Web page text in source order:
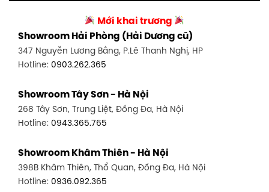
0986.71.8448
Showroom Thuận An - Bình Dương
66 đường DT743, An Phú, Thuận An, Bình Dương
Showroom Biên Hòa - Đồng Nai
452 Nguyễn Ái Quốc, Tân Tiến, TP. Biên Hòa, Đồng Nai
27-29 Nguyễn Sỹ Sách, Hưng Bình, TP Vinh, Nghệ An
Hotline:0943.960.966
Showroom Buôn Ma Thuột
Hotline:0934.02.18.18
Mới khai trương
Showroom Hải Phòng (Hải Dương cũ)
347 Nguyễn Lương Bằng, P.Lê Thanh Nghị, HP
Hotline: 0903.262.365
Showroom Tây Sơn - Hà Nội
268 Tây Sơn, Trung Liệt, Đống Đa, Hà Nội
Hotline: 0943.365.765
Showroom Khâm Thiên - Hà Nội
398B Khâm Thiên, Thổ Quan, Đống Đa, Hà Nội
Hotline: 0936.092.365